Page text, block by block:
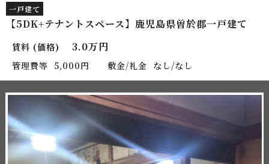
一戸建て
【5DK+テナントスペース】鹿児島県曽於郡一戸建て
賃料 (価格) 3.0万円
管理費等 5,000円 敷金/礼金 なし/なし